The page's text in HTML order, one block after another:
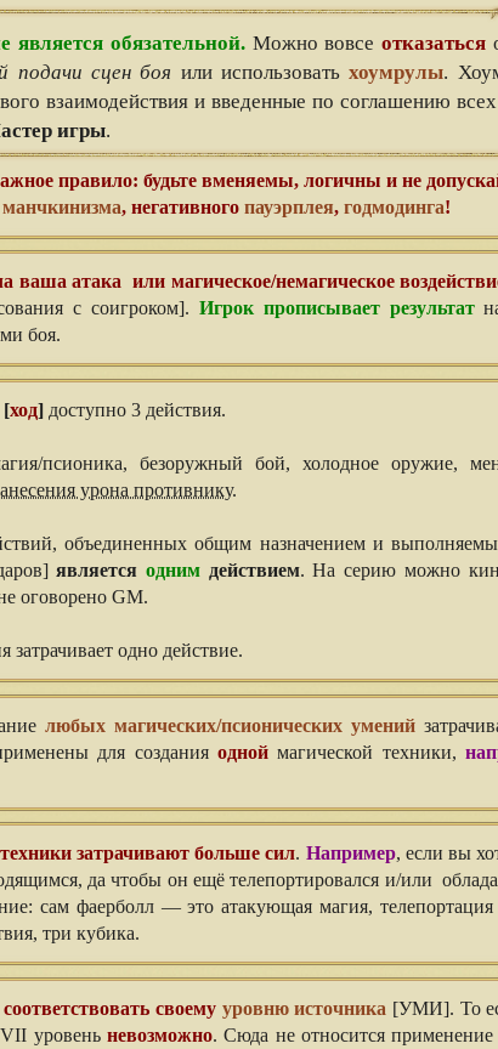
обязательной.Можно вовсеотказаться
подачи сцен боя или использоватьхоумрулы.
взаимодействия и введенные по соглашению
игры.
правило: будьте вменяемы, логичны и не
манчкинизма, негативного пауэрплея, годмодинга!
ваша атака или магическое/немагическое
с соигроком]. Игрок прописывает результат
боя.
[ход] доступно 3 действия.
псионика, безоружный бой, холодное оружие,
урона противнику.
объединенных общим назначением и
является однимдействием. На серию можно
оговорено GM.
одно действие.
любых магических/псионических умений
для создания одной магической техники,
затрачивают больше сил. Например, если вы
да чтобы он ещё телепортировался и/или
сам фаерболл — это атакующая магия,
три кубика.
своему уровню источника [УМИ]. То
уровень невозможно. Сюда не относится